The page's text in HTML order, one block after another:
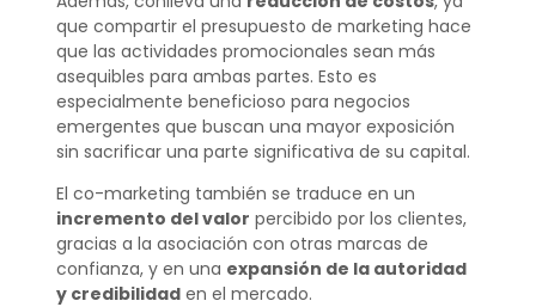
que compartir el presupuesto de marketing hace
que las actividades promocionales sean más
asequibles para ambas partes. Esto es
especialmente beneficioso para negocios
emergentes que buscan una mayor exposición
sin sacrificar una parte significativa de su capital.
El co-marketing también se traduce en un
incremento del valor percibido por los clientes,
gracias a la asociación con otras marcas de
confianza, y en una expansión de la autoridad
y credibilidaden el mercado.